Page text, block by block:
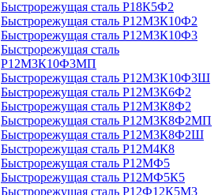
Быстрорежущая сталь Р18К5Ф2
Быстрорежущая сталь Р12М3К10Ф2
Быстрорежущая сталь Р12М3К10Ф3
Быстрорежущая сталь
Р12М3К10Ф3МП
Быстрорежущая сталь Р12М3К10Ф3Ш
Быстрорежущая сталь Р12М3К6Ф2
Быстрорежущая сталь Р12М3К8Ф2
Быстрорежущая сталь Р12М3К8Ф2МП
Быстрорежущая сталь Р12М3К8Ф2Ш
Быстрорежущая сталь Р12М4К8
Быстрорежущая сталь Р12МФ5
Быстрорежущая сталь Р12МФ5К5
Быстрорежущая сталь Р12Ф12К5М3